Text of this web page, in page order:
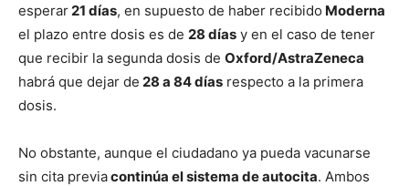
esperar21 días, en supuesto de haber recibido Moderna
el plazo entre dosis es de 28 días y en el caso de tener
que recibir la segunda dosis de Oxford/AstraZeneca
habrá que dejar de 28 a 84 días respecto a la primera
dosis.
No obstante, aunque el ciudadano ya pueda vacunarse
sin cita previacontinúa el sistema de autocita. Ambos